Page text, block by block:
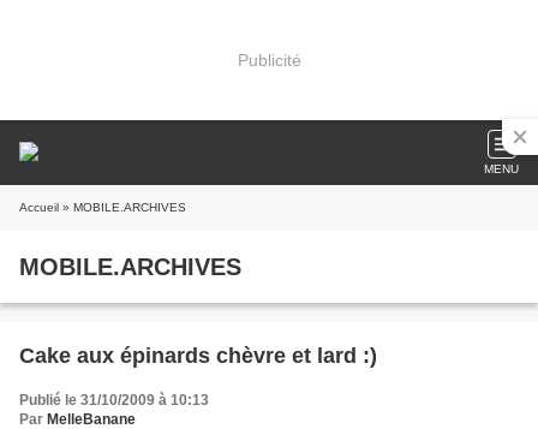
Publicité
MENU
Accueil » MOBILE.ARCHIVES
MOBILE.ARCHIVES
Cake aux épinards chèvre et lard :)
Publié le 31/10/2009 à 10:13
Par MelleBanane